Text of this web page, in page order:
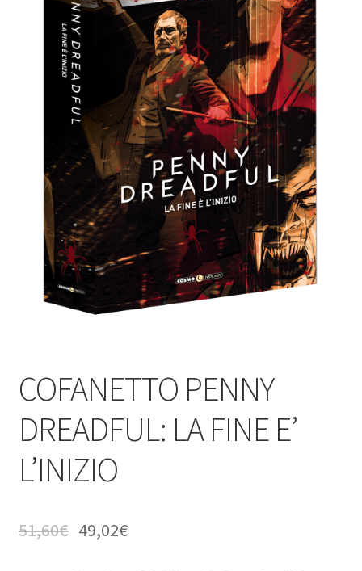
COFANETTO PENNY
DREADFUL: LA FINE E’
L’INIZIO
51,60€ 49,02€